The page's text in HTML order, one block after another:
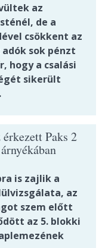
az
de a
csökkent az
sok pénzt
hogy a csalási
sikerült
Paks 2
is zajlik a
az
szem előtt
az 5. blokki